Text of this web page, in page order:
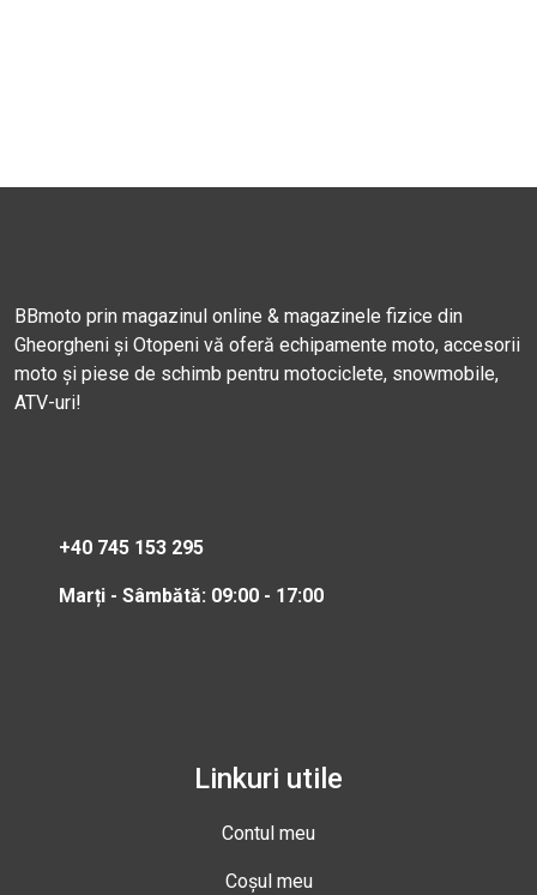
BBmoto prin magazinul online & magazinele fizice din
Gheorgheni și Otopeni vă oferă echipamente moto, accesorii
moto și piese de schimb pentru motociclete, snowmobile,
ATV-uri!
+40 745 153 295
Marți - Sâmbătă: 09:00 - 17:00
Linkuri utile
Contul meu
Coșul meu